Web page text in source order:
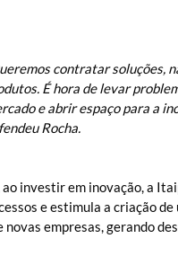
contratar soluções,
É hora de levar
e abrir espaço para a
Rocha.
ao investir em inovação, a
e estimula a criação de
novas empresas, gerando